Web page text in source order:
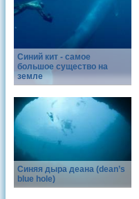
Синий кит - самое
большое существо на
земле
Синяя дыра деана (dean’s
blue hole)